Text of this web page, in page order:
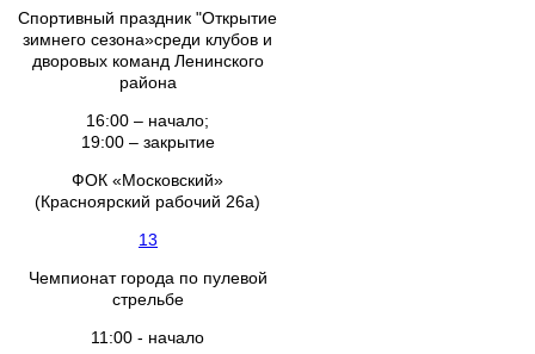
Спортивный праздник "Открытие
зимнего сезона»среди клубов и
дворовых команд Ленинского
района
16:00 – начало;
19:00 – закрытие
ФОК «Московский»
(Красноярский рабочий 26а)
13
Чемпионат города по пулевой
стрельбе
11:00 - начало